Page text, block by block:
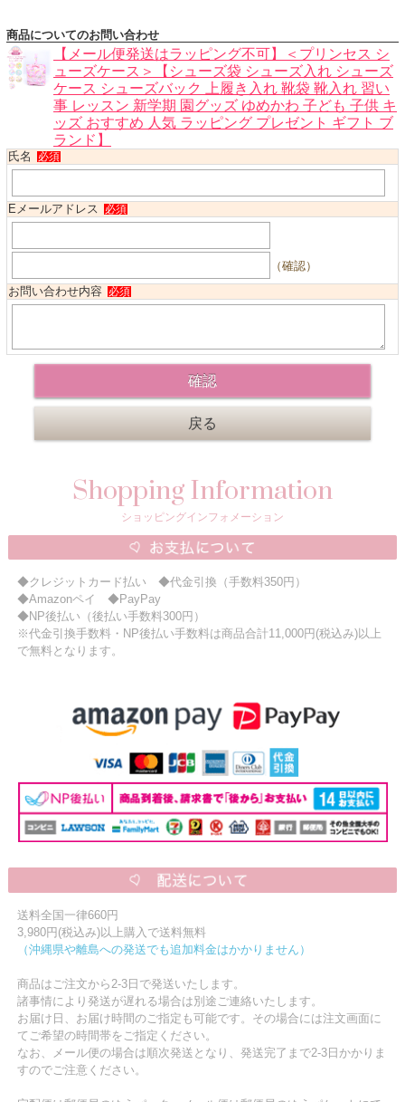
商品についてのお問い合わせ
【メール便発送はラッピング不可】＜プリンセス シ
ューズケース＞【シューズ袋 シューズ入れ シューズ
ケース シューズバック 上履き入れ 靴袋 靴入れ 習い
事 レッスン 新学期 園グッズ ゆめかわ 子ども 子供 キ
ッズ おすすめ 人気 ラッピング プレゼント ギフト ブ
ランド】
氏名 必須
Eメールアドレス 必須
（確認）
お問い合わせ内容
必須
Shopping Information
ショッピングインフォメーション
◆クレジットカード払い ◆代金引換（手数料350円）
◆Amazonペイ ◆PayPay
◆NP後払い（後払い手数料300円）
※代金引換手数料・NP後払い手数料は商品合計11,000円(税込み)以上
で無料となります。
送料全国一律660円
3,980円(税込み)以上購入で送料無料
（沖縄県や離島への発送でも追加料金はかかりません）
商品はご注文から2-3日で発送いたします。
諸事情により発送が遅れる場合は別途ご連絡いたします。
お届け日、お届け時間のご指定も可能です。その場合には注文画面に
てご希望の時間帯をご指定ください。
なお、メール便の場合は順次発送となり、発送完了まで2-3日かかりま
すのでご注意ください。
アウトレット
ショッピングインフォメーション
会社概要
お支払・送料
サイズの測り方
レビューを見る
マイページログイン
お問い合わせ
0120-221-040
電話受付時間：月～金10:00~16:00 ※祝日除く